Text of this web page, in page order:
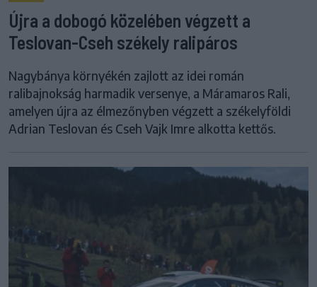
Újra a dobogó közelében végzett a
Teslovan-Cseh székely ralipáros
Nagybánya környékén zajlott az idei román
ralibajnokság harmadik versenye, a Máramaros Rali,
amelyen újra az élmezőnyben végzett a székelyföldi
Adrian Teslovan és Cseh Vajk Imre alkotta kettős.